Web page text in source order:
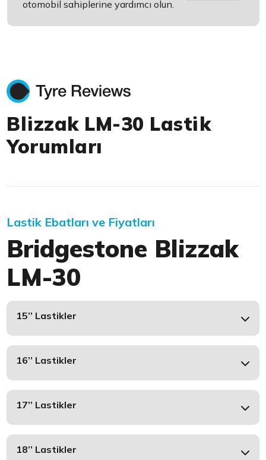
otomobil sahiplerine yardımcı olun.
Blizzak LM-30 Lastik
Yorumları
Lastik Ebatları ve Fiyatları
Bridgestone Blizzak
LM-30
15’’ Lastikler
16’’ Lastikler
17’’ Lastikler
18’’ Lastikler